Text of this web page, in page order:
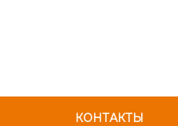
КОНТАКТЫ